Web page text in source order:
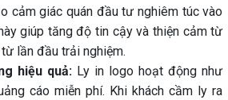
cảm giác quán đầu tư nghiêm túc vào
giúp tăng độ tin cậy và thiện cảm từ
lần đầu trải nghiệm.
hiệu quả:Ly in logo hoạt động như
cáo miễn phí. Khi khách cầm ly ra